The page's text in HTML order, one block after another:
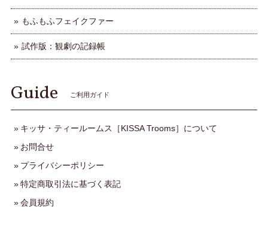
もふもふフェイクファー
試作版：観劇の記録帳
Guide ご利用ガイド
キッサ・ティールームス［KISSA Trooms］について
お問合せ
プライバシーポリシー
特定商取引法に基づく表記
会員規約